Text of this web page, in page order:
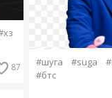
87 #шуга #suga
#бтс